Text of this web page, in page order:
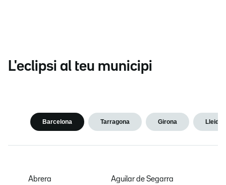
L'eclipsi al teu municipi
Barcelona Tarragona Girona Lleida
Abrera
Aguilar de Segarra